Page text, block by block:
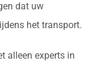
dat uw
het transport.
alleen experts in